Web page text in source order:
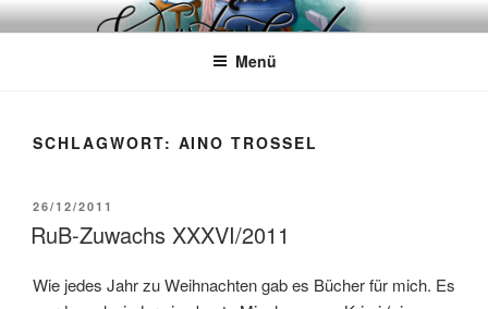
Zum
InhaltWÖRTERKATZE
Von Büchern erzählen
Menü
SCHLAGWORT: AINO TROSSEL
VERÖFFENTLICHT
AM
26/12/2011
RuB-Zuwachs XXXVI/2011
Wie jedes Jahr zu Weihnachten gab es Bücher für mich. Es